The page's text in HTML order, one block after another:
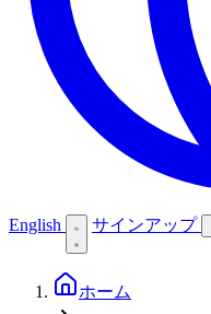
English サインアップ
ホーム